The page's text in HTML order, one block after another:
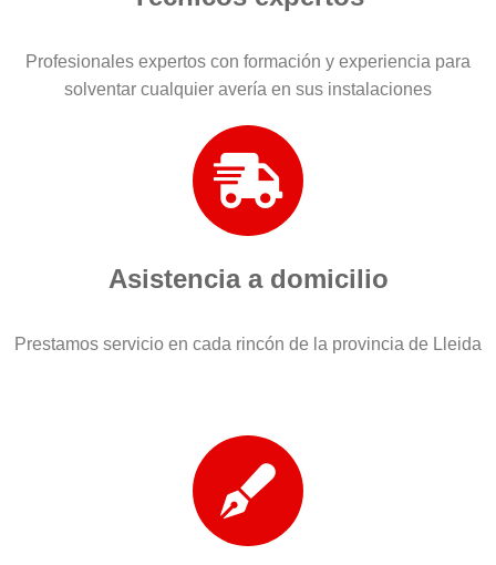
Profesionales expertos con formación y experiencia para
solventar cualquier avería en sus instalaciones
Asistencia a domicilio
Prestamos servicio en cada rincón de la provincia de Lleida